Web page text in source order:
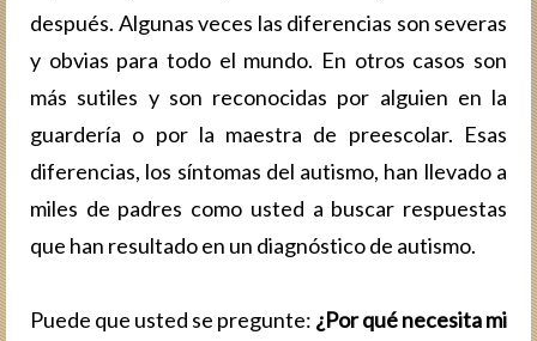
después. Algunas veces las diferencias son severas
y obvias para todo el mundo. En otros casos son
más sutiles y son reconocidas por alguien en la
guardería o por la maestra de preescolar. Esas
diferencias, los síntomas del autismo, han llevado a
miles de padres como usted a buscar respuestas
que han resultado en un diagnóstico de autismo.
Puede que usted se pregunte: ¿Por qué necesita mi